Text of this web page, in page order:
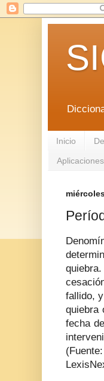
Inicio
Aplicaciones
fallido,
quiebra
fecha